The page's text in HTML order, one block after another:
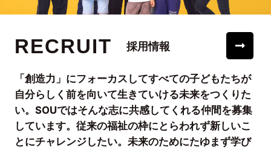
RECRUIT 採用情報
「創造力」にフォーカスしてすべての子どもたちが
自分らしく前を向いて生きていける未来をつくりた
い。SOUではそんな志に共感してくれる仲間を募集
しています。従来の福祉の枠にとらわれず新しいこ
とにチャレンジしたい。未来のためにたゆまず学び